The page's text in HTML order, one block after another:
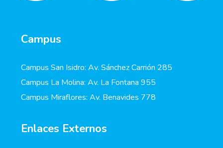
Campus
Campus San Isidro: Av. Sánchez Carrión 285
Campus La Molina: Av. La Fontana 955
Campus Miraflores: Av. Benavides 778
Enlaces Externos